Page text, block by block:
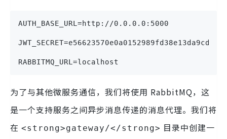
AUTH_BASE_URL=http://0.0.0.0:5000
RABBITMQ_URL=localhost
为了与其他微服务通信，我们将使用 RabbitMQ，这
是一个支持服务之间异步消息传递的消息代理。我们将
在 <strong>gateway/</strong> 目录中创建一